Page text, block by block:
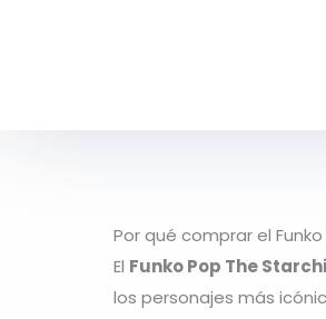
Por qué comprar el
El Funko Pop The
los personajes más